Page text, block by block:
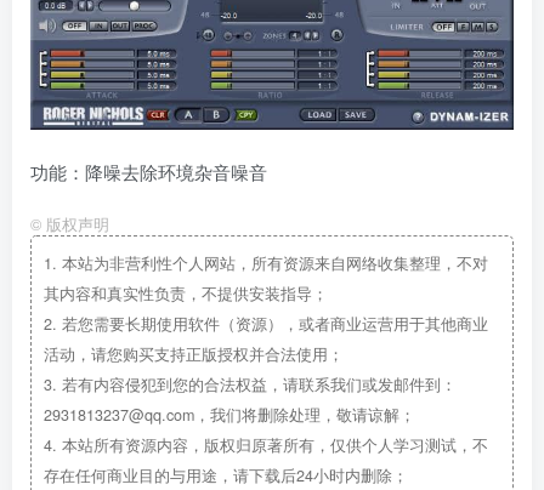
功能：降噪去除环境杂音噪音
© 版权声明
1. 本站为非营利性个人网站，所有资源来自网络收集整理，不对
其内容和真实性负责，不提供安装指导；
2. 若您需要长期使用软件（资源），或者商业运营用于其他商业
活动，请您购买支持正版授权并合法使用；
3. 若有内容侵犯到您的合法权益，请联系我们或发邮件到：
2931813237@qq.com，我们将删除处理，敬请谅解；
4. 本站所有资源内容，版权归原著所有，仅供个人学习测试，不
存在任何商业目的与用途，请下载后24小时内删除；